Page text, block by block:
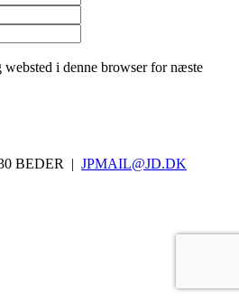
i denne browser for næste
BEDER | JPMAIL@JD.DK